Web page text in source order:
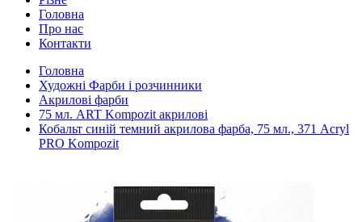
Головна
Про нас
Контакти
Головна
Художні Фарби і розчинники
Акрилові фарби
75 мл. ART Kompozit акрилові
Кобальт синій темний акрилова фарба, 75 мл., 371 Acryl
PRO Kompozit